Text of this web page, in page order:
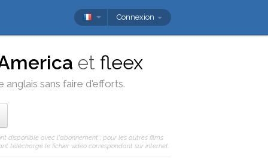
Connexion
etfleex
sans faire d'efforts.
disponible avec l'abonnement ; pour les autres films
téléchargé le fichier vidéo correspondant sur internet.